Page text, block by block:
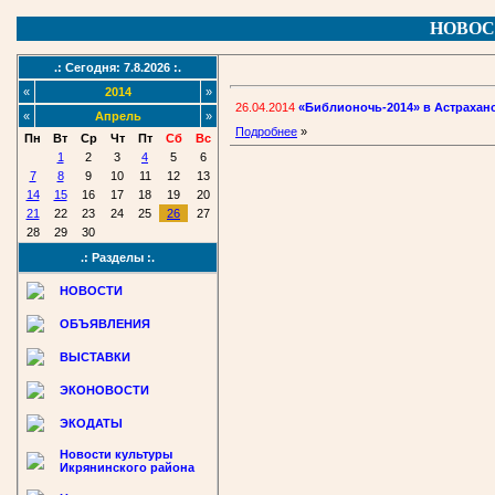
.: Сегодня: 7.8.2026 :.
«
2014
»
«
Апрель
»
Пн
Вт Ср Чт Пт Сб
Вс
1
2 3 4 5
6
7
8 9 10 11 12
13
14
15 16 17 18 19
20
21
22 23 24 25 26
27
28
29
30
.: Разделы :.
НОВОСТИ
ОБЪЯВЛЕНИЯ
ВЫСТАВКИ
ЭКОНОВОСТИ
ЭКОДАТЫ
Новости культуры
Икрянинского района
26.04.2014 «Библионочь-2014» в
Подробнее »